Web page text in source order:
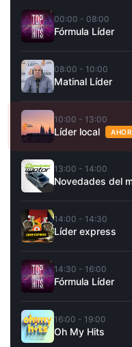
00:00 - 08:00
Fórmula Líder
08:00 - 10:00
Matinal Líder
10:00 - 13:00
Líder local
13:00 - 14:00
Novedades del
14:00 - 14:30
Líder express
14:30 - 16:00
Fórmula Líder
16:00 - 19:00
Oh My Hits